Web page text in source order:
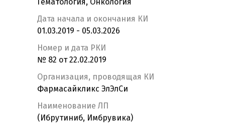
Гематология, Онкология
Дата начала и окончания КИ
01.03.2019 - 05.03.2026
Номер и дата РКИ
№ 82 от 22.02.2019
Организация, проводящая КИ
Фармасайкликс ЭлЭлСи
Наименование ЛП
(Ибрутиниб, Имбрувика)